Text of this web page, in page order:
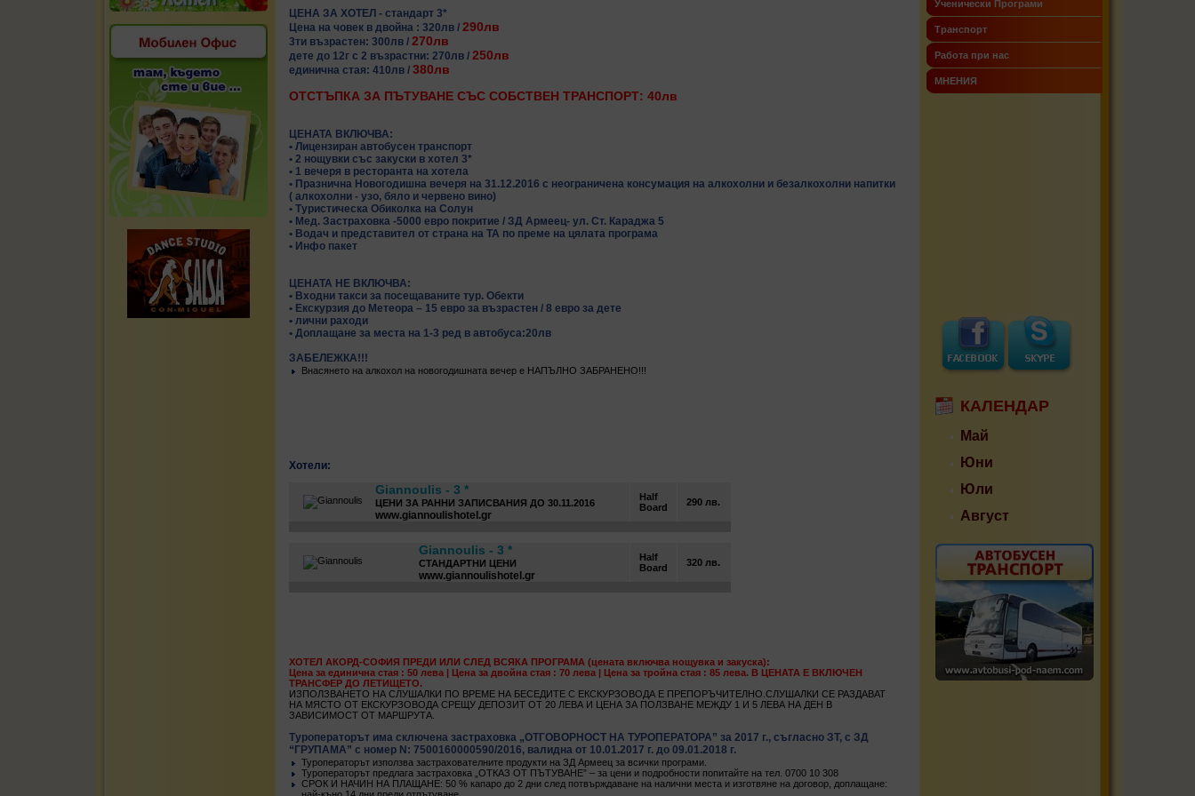
ЦЕНА ЗА ХОТЕЛ - стандарт 3*
Цена на човек в двойна : 320лв / 290лв
3ти възрастен: 300лв / 270лв
дете до 12г с 2 възрастни: 270лв / 250лв
единична стая: 410лв / 380лв
ОТСТЪПКА ЗА ПЪТУВАНЕ СЪС СОБСТВЕН ТРАНСПОРТ: 40лв
ЦЕНАТА ВКЛЮЧВА:
• Лицензиран автобусен транспорт
• 2 нощувки със закуски в хотел 3*
• 1 вечеря в ресторанта на хотела
• Празнична Новогодишна вечеря на 31.12.2016 с неограничена консумация на алкохолни и безалкохолни напитки
( алкохолни - узо, бяло и червено вино)
• Туристическа Обиколка на Солун
• Мед. Застраховка -5000 евро покритие / ЗД Армеец- ул. Ст. Караджа 5
• Водач и представител от страна на ТА по преме на цялата програма
• Инфо пакет
ЦЕНАТА НЕ ВКЛЮЧВА:
• Входни такси за посещаваните тур. Обекти
• Екскурзия до Метеора – 15 евро за възрастен / 8 евро за дете
• лични раходи
• Доплащане за места на 1-3 ред в автобуса:20лв
ЗАБЕЛЕЖКА!!!
Внасянето на алкохол на новогодишната вечер е НАПЪЛНО ЗАБРАНЕНО!!!
Хотели:
Giannoulis - 3 *
ЦЕНИ ЗА РАННИ ЗАПИСВАНИЯ ДО 30.11.2016
www.giannoulishotel.gr
Half
Board
290 лв.
Giannoulis - 3 *
СТАНДАРТНИ ЦЕНИ
www.giannoulishotel.gr
Half
Board
320 лв.
ХОТЕЛ АКОРД-СОФИЯ ПРЕДИ ИЛИ СЛЕД ВСЯКА ПРОГРАМА (цената включва нощувка и закуска):
Цена за единична стая : 50 лева | Цена за двойна стая : 70 лева | Цена за тройна стая : 85 лева. В ЦЕНАТА Е ВКЛЮЧЕН
ТРАНСФЕР ДО ЛЕТИЩЕТО.
ИЗПОЛЗВАНЕТО НА СЛУШАЛКИ ПО ВРЕМЕ НА БЕСЕДИТЕ С ЕКСКУРЗОВОДА Е ПРЕПОРЪЧИТЕЛНО.СЛУШАЛКИ СЕ РАЗДАВАТ
НА МЯСТО ОТ ЕКСКУРЗОВОДА СРЕЩУ ДЕПОЗИТ ОТ 20 ЛЕВА И ЦЕНА ЗА ПОЛЗВАНЕ МЕЖДУ 1 И 5 ЛЕВА НА ДЕН В
ЗАВИСИМОСТ ОТ МАРШРУТА.
Туроператорът има сключена застраховка „ОТГОВОРНОСТ НА ТУРОПЕРАТОРА” за 2017 г., съгласно ЗТ, с ЗД
“ГРУПАМА” с номер N: 7500160000590/2016, валидна от 10.01.2017 г. до 09.01.2018 г.
Туроператорът използва застрахователните продукти на ЗД Армеец за всички програми.
Туроператорът предлага застраховка „ОТКАЗ ОТ ПЪТУВАНЕ” – за цени и подробности попитайте на тел. 0700 10 308
СРОК И НАЧИН НА ПЛАЩАНЕ: 50 % капаро до 2 дни след потвърждаване на налични места и изготвяне на договор, доплащане:
Ученически Програми
Транспорт
Работа при нас
МНЕНИЯ
КАЛЕНДАР
Май
Юни
Юли
Август